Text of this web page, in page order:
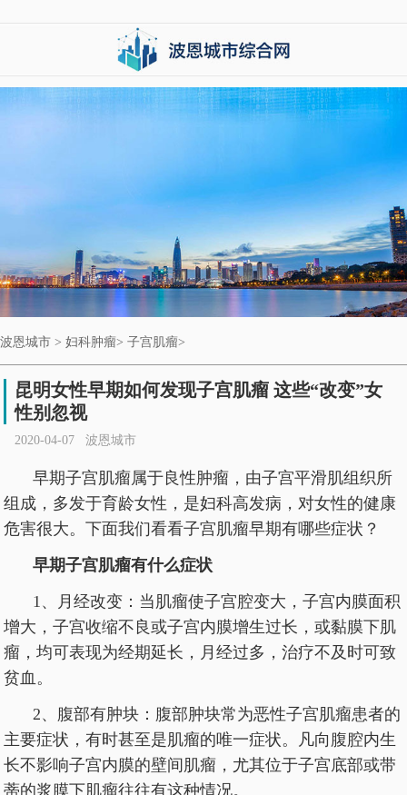
波恩城市 > 妇科肿瘤> 子宫肌瘤>
昆明女性早期如何发现子宫肌瘤 这些“改变”女
性别忽视
2020-04-07 波恩城市
早期子宫肌瘤属于良性肿瘤，由子宫平滑肌组织所
组成，多发于育龄女性，是妇科高发病，对女性的健康
危害很大。下面我们看看子宫肌瘤早期有哪些症状？
早期子宫肌瘤有什么症状
1、月经改变：当肌瘤使子宫腔变大，子宫内膜面积
增大，子宫收缩不良或子宫内膜增生过长，或黏膜下肌
瘤，均可表现为经期延长，月经过多，治疗不及时可致
贫血。
2、腹部有肿块：腹部肿块常为恶性子宫肌瘤患者的
主要症状，有时甚至是肌瘤的唯一症状。凡向腹腔内生
长不影响子宫内膜的壁间肌瘤，尤其位于子宫底部或带
蒂的浆膜下肌瘤往往有这种情况。